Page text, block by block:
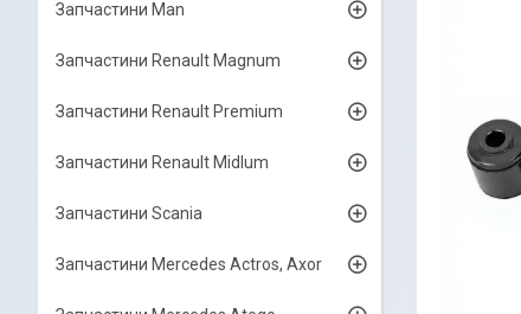
Запчастини Man
Запчастини Renault Magnum
Запчастини Renault Premium
Запчастини Renault Midlum
Запчастини Scania
Запчастини Mercedes Actros, Axor